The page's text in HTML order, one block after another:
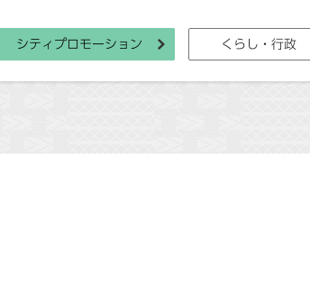
シティプロモーション くらし・行政